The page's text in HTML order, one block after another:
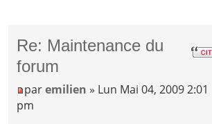
Re: Maintenance du
forum
paremilien » Lun Mai 04, 2009 2:01
pm